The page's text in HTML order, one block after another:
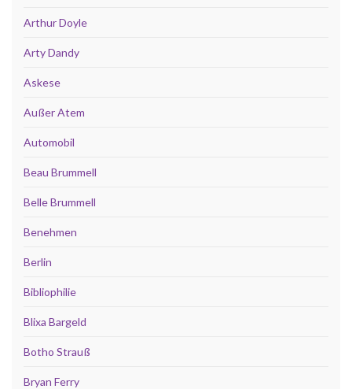
Arthur Doyle
Arty Dandy
Askese
Außer Atem
Automobil
Beau Brummell
Belle Brummell
Benehmen
Berlin
Bibliophilie
Blixa Bargeld
Botho Strauß
Bryan Ferry